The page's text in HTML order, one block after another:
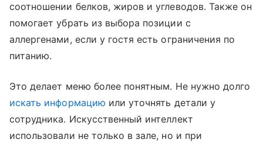
соотношении белков, жиров и углеводов. Также он
помогает убрать из выбора позиции с
аллергенами, если у гостя есть ограничения по
питанию.
Это делает меню более понятным. Не нужно долго
искать информацию или уточнять детали у
сотрудника. Искусственный интеллект
использовали не только в зале, но и при